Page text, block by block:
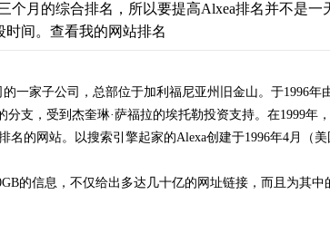
个月的综合排名，所以要提高Alxea排名并不是
间。 查看我的网站排名
一家子公司，总部位于加利福尼亚州旧金山。于1996年
分支，受到杰奎琳·萨福拉的埃托勒投资支持。在1999年
名的网站。以搜索引擎起家的Alexa创建于1996年4月（
的信息，不仅给出多达几十亿的网址链接，而且为其